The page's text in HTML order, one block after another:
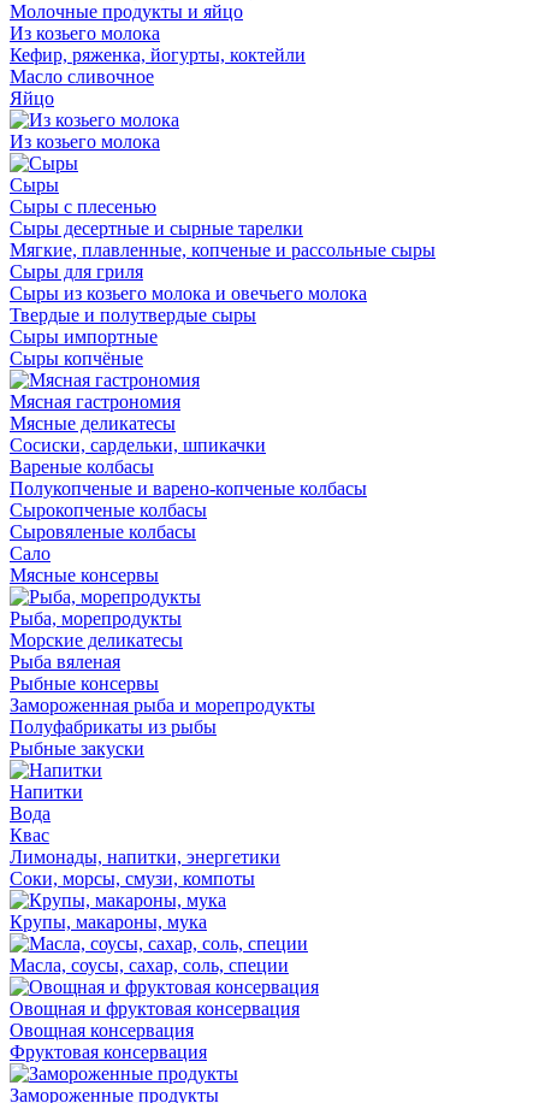
Молочные продукты и яйцо
Из козьего молока
Кефир, ряженка, йогурты, коктейли
Масло сливочное
Яйцо
Из козьего молока
Сыры
Сыры с плесенью
Сыры десертные и сырные тарелки
Мягкие, плавленные, копченые и рассольные сыры
Сыры для гриля
Сыры из козьего молока и овечьего молока
Твердые и полутвердые сыры
Сыры импортные
Сыры копчёные
Мясная гастрономия
Мясные деликатесы
Сосиски, сардельки, шпикачки
Вареные колбасы
Полукопченые и варено-копченые колбасы
Сырокопченые колбасы
Сыровяленые колбасы
Сало
Мясные консервы
Рыба, морепродукты
Морские деликатесы
Рыба вяленая
Рыбные консервы
Замороженная рыба и морепродукты
Полуфабрикаты из рыбы
Рыбные закуски
Напитки
Вода
Квас
Лимонады, напитки, энергетики
Соки, морсы, смузи, компоты
Крупы, макароны, мука
Масла, соусы, сахар, соль, специи
Овощная и фруктовая консервация
Овощная консервация
Фруктовая консервация
Замороженные продукты